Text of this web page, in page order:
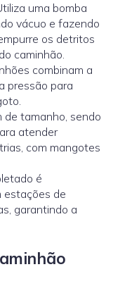
uma bomba
vácuo e fazendo
os detritos
caminhão.
combinam a
pressão para
de tamanho, sendo
atender
com mangotes
é
estações de
garantindo a